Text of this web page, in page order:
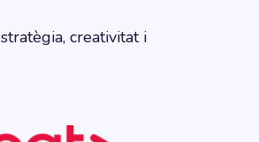
creativitat i